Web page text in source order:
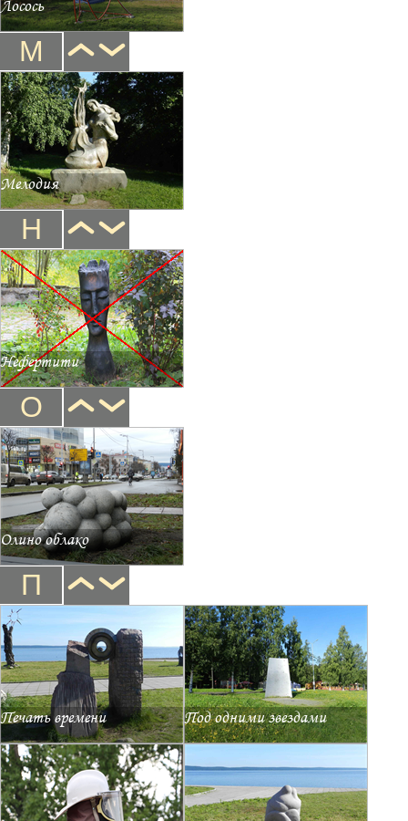
Лосось
М
Мелодия
Н
Нефертити
О
Олино облако
П
Печать времени Под одними звездами